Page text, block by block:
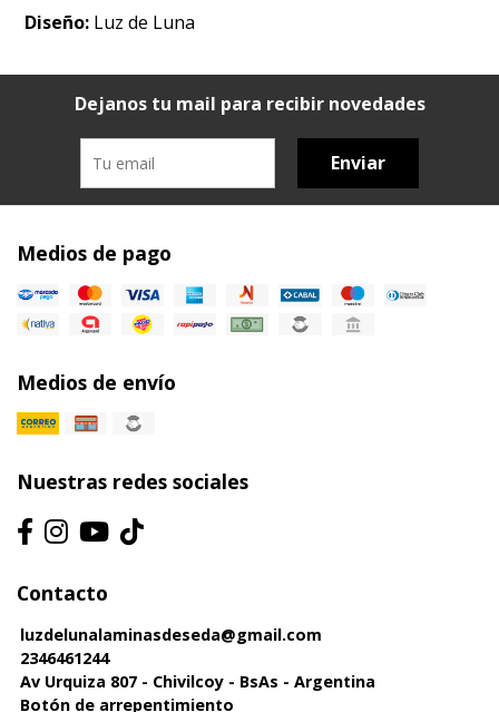
Diseño: Luz de Luna
Dejanos tu mail para recibir novedades
Enviar
Medios de pago
Medios de envío
Nuestras redes sociales
Contacto
luzdelunalaminasdeseda@gmail.com
2346461244
Av Urquiza 807 - Chivilcoy - BsAs - Argentina
Botón de arrepentimiento